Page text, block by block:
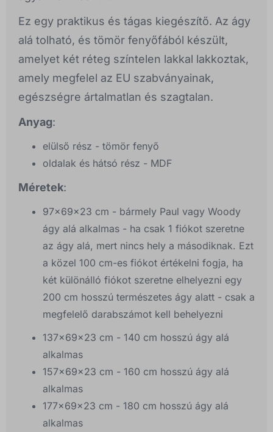
Ez egy praktikus és tágas kiegészítő. Az ágy
alá tolható, és tömör fenyőfából készült,
amelyet két réteg színtelen lakkal lakkoztak,
amely megfelel az EU szabványainak,
egészségre ártalmatlan és szagtalan.
Anyag:
elülső rész - tömör fenyő
oldalak és hátsó rész - MDF
Méretek:
97x69x23 cm - bármely Paul vagy Woody
ágy alá alkalmas - ha csak 1 fiókot szeretne
az ágy alá, mert nincs hely a másodiknak. Ezt
a közel 100 cm-es fiókot értékelni fogja, ha
két különálló fiókot szeretne elhelyezni egy
200 cm hosszú természetes ágy alatt - csak a
megfelelő darabszámot kell behelyezni
137x69x23 cm - 140 cm hosszú ágy alá
alkalmas
157x69x23 cm - 160 cm hosszú ágy alá
alkalmas
177x69x23 cm - 180 cm hosszú ágy alá
alkalmas